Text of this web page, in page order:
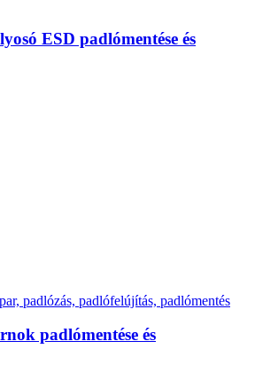
ESD padlómentése és
padlómentése és